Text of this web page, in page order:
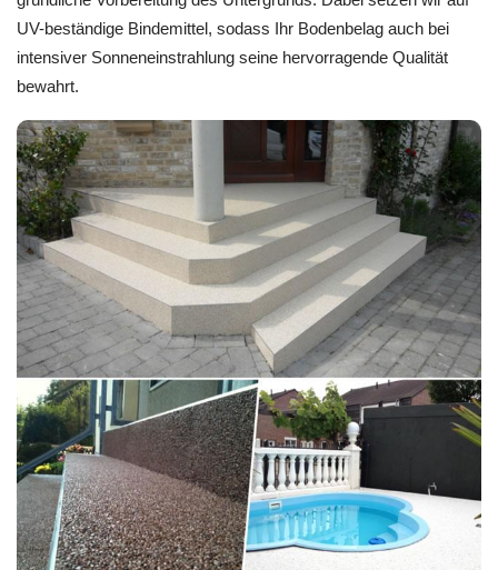
UV-beständige Bindemittel, sodass Ihr Bodenbelag auch bei
intensiver Sonneneinstrahlung seine hervorragende Qualität
bewahrt.